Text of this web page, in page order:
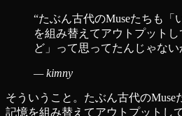
“たぶん古代のMuseたちも「
を組み替えてアウトプット
ど」って思ってたんじゃない
—kimny
そういうこと。たぶん古代のMuse
記憶を組み替えてアウトプットし